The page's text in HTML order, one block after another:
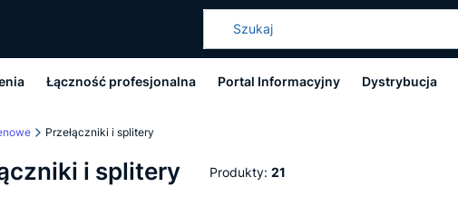
Łączność profesjonalna Portal Informacyjny Dystrybucja
Przełączniki i splitery
i splitery Produkty: 21